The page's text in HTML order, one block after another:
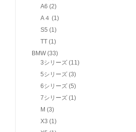
A6 (2)
A４ (1)
S5 (1)
TT (1)
BMW (33)
3シリーズ (11)
5シリーズ (3)
6シリーズ (5)
7シリーズ (1)
M (3)
X3 (1)